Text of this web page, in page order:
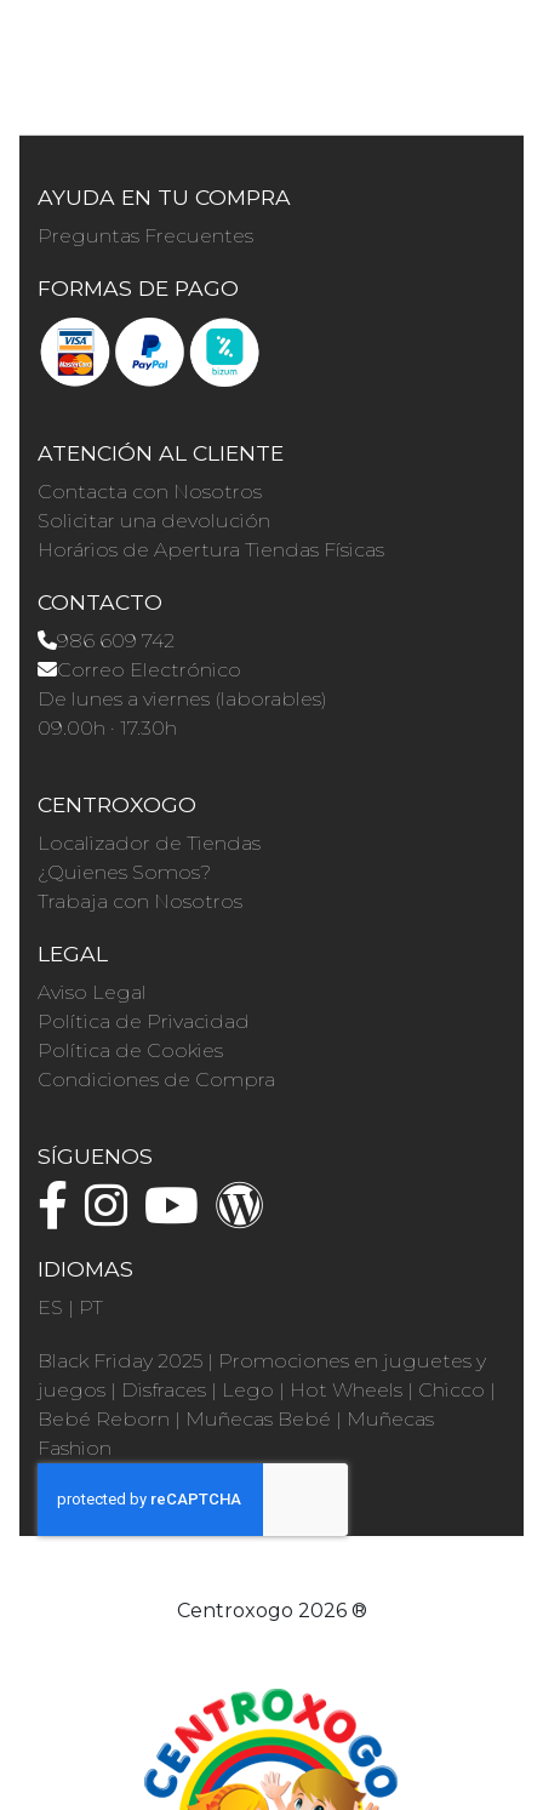
AYUDA EN TU COMPRA
Preguntas Frecuentes
FORMAS DE PAGO
ATENCIÓN AL CLIENTE
Contacta con Nosotros
Solicitar una devolución
Horários de Apertura Tiendas Físicas
CONTACTO
986 609 742
Correo Electrónico
De lunes a viernes (laborables)
09.00h · 17.30h
CENTROXOGO
Localizador de Tiendas
¿Quienes Somos?
Trabaja con Nosotros
LEGAL
Aviso Legal
Política de Privacidad
Política de Cookies
Condiciones de Compra
SÍGUENOS
IDIOMAS
ES | PT
Black Friday 2025 | Promociones en juguetes y
juegos | Disfraces | Lego | Hot Wheels | Chicco |
Bebé Reborn | Muñecas Bebé | Muñecas
Fashion
Centroxogo 2026 ®